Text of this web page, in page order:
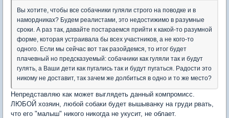
Вы хотите, чтобы все собачники гуляли строго на поводке и в
намордниках? Будем реалистами, это недостижимо в разумные
сроки. А раз так, давайте постараемся прийти к какой-то разумной
форме, которая устраивала бы всех участников, а не кого-то
одного. Если мы сейчас вот так разойдемся, то итог будет
плачевный но предсказуемый: собачники как гуляли так и будут
гулять, а Ваши дети как пугались так и будут пугаться. Радости это
никому не доставит, так зачем же долбиться в одно и то же место?
Непредставляю как может выглядеть данный компромисс.
ЛЮБОЙ хозяин, любой собаки будет вышыванку на груди рвать,
что его "малыш" никого никогда не укусит, не облает.